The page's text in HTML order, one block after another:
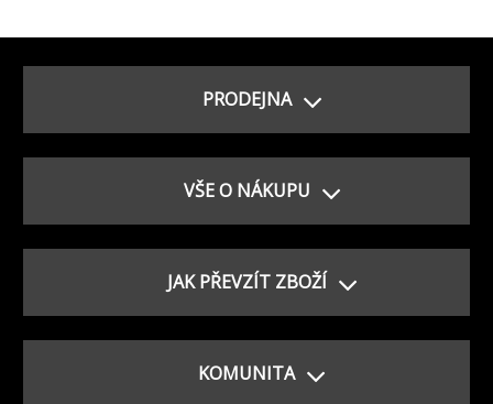
PRODEJNA
VŠE O NÁKUPU
JAK PŘEVZÍT ZBOŽÍ
KOMUNITA